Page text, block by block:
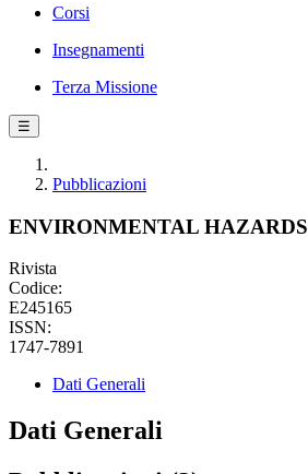
Corsi
Insegnamenti
Terza Missione
☰
Pubblicazioni
ENVIRONMENTAL HAZARDS
Rivista
Codice:
E245165
ISSN:
1747-7891
Dati Generali
Dati Generali